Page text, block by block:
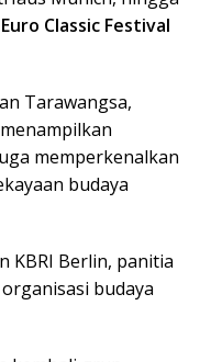
Classic Festival
Tarawangsa,
memperkenalkan
budaya
KBRI Berlin, panitia
budaya